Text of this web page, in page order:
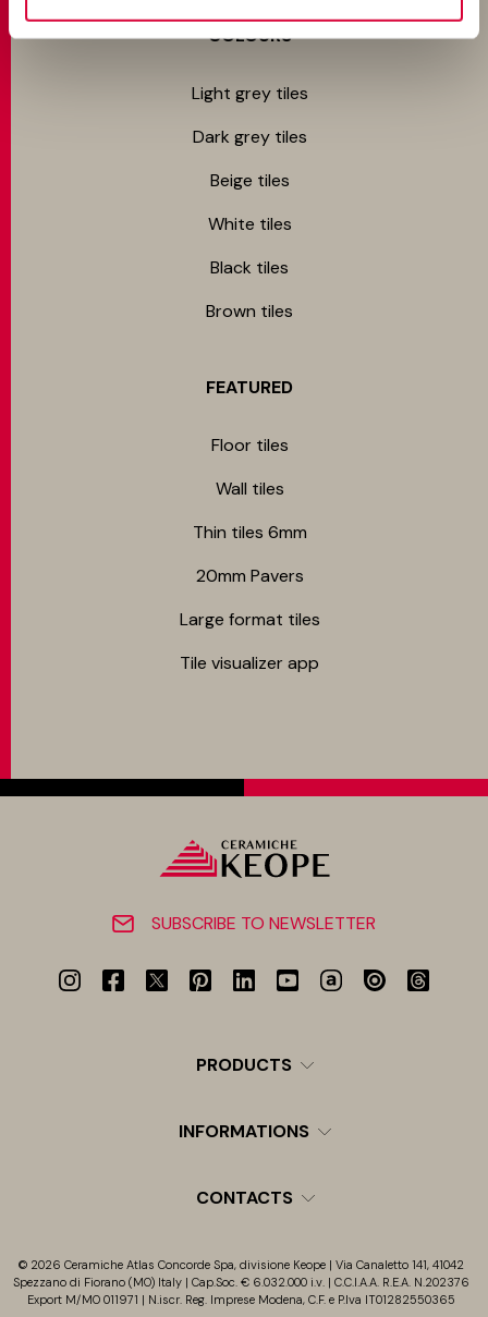
COLOURS
Light grey tiles
Dark grey tiles
Beige tiles
White tiles
Black tiles
Brown tiles
FEATURED
Floor tiles
Wall tiles
Thin tiles 6mm
20mm Pavers
Large format tiles
Tile visualizer app
SUBSCRIBE TO NEWSLETTER
PRODUCTS
INFORMATIONS
CONTACTS
© 2026 Ceramiche Atlas Concorde Spa, divisione Keope | Via Canaletto 141, 41042
Spezzano di Fiorano (MO) Italy | Cap.Soc. € 6.032.000 i.v. | C.C.I.A.A. R.E.A. N.202376
Export M/MO 011971 | N.iscr. Reg. Imprese Modena, C.F. e P.Iva IT01282550365